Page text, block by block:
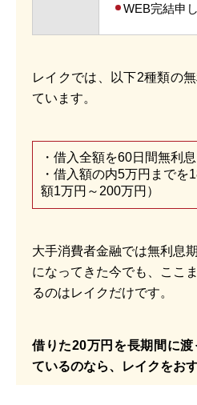
WEB完結申
レイクでは、以下2種類の
ています。
・借入全額を60日間無利息
・借入額の内5万円までを
額1万円～200万円）
大手消費者金融では無利息
になってきた今でも、ここ
るのはレイクだけです。
借りた20万円を長期間に渡
ているのなら、レイクをお